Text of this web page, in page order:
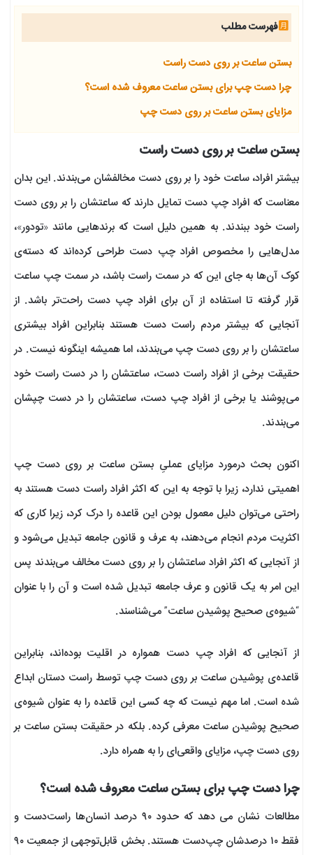
فهرست مطلب
بستن ساعت بر روی دست راست
چرا دست چپ برای بستن ساعت معروف شده است؟
مزایای بستن ساعت بر روی دست چپ
بستن ساعت بر روی دست راست
بیشتر افراد، ساعت خود را بر روی دست مخالفشان می‌بندند. این بدان
معناست که افراد چپ دست تمایل دارند که ساعتشان را بر روی دست
راست خود ببندند. به همین دلیل است که برندهایی مانند «تودور»،
مدل‌هایی را مخصوص افراد چپ دست طراحی کرده‌اند که دسته‌ی
کوک آن‌ها به جای این که در سمت راست باشد، در سمت چپ ساعت
قرار گرفته تا استفاده از آن برای افراد چپ دست راحت‌تر باشد. از
آنجایی که بیشتر مردم راست دست هستند بنابراین افراد بیشتری
ساعتشان را بر روی دست چپ می‌بندند، اما همیشه اینگونه نیست. در
حقیقت برخی از افراد راست دست، ساعتشان را در دست راست خود
می‌پوشند یا برخی از افراد چپ دست، ساعتشان را در دست چپشان
می‌بندند.
اکنون بحث درمورد مزایای عملیِ بستن ساعت بر روی دست چپ
اهمیتی ندارد، زیرا با توجه به این که اکثر افراد راست دست هستند به
راحتی می‌توان دلیل معمول بودن این قاعده را درک کرد، زیرا کاری که
اکثریت مردم انجام می‌دهند، به عرف و قانون جامعه تبدیل می‌شود و
از آنجایی که اکثر افراد ساعتشان را بر روی دست مخالف می‌بندند پس
این امر به یک قانون و عرف جامعه تبدیل شده است و آن را با عنوان
“شیوه‌ی صحیح پوشیدن ساعت” می‌شناسند.
از آنجایی که افراد چپ دست همواره در اقلیت بوده‌اند، بنابراین
قاعده‌ی پوشیدن ساعت بر روی دست چپ توسط راست دستان ابداع
شده است. اما مهم نیست که چه کسی این قاعده را به عنوان شیوه‌ی
صحیح پوشیدن ساعت معرفی کرده. بلکه در حقیقت بستن ساعت بر
روی دست چپ، مزایای واقعی‌ای را به همراه دارد.
چرا دست چپ برای بستن ساعت معروف شده است؟
مطالعات نشان می‎ دهد که حدود ۹۰ درصد انسان‌ها راست‌دست و
فقط ۱۰ درصدشان چپ‌دست هستند. بخش قابل‌توجهی از جمعیت ۹۰